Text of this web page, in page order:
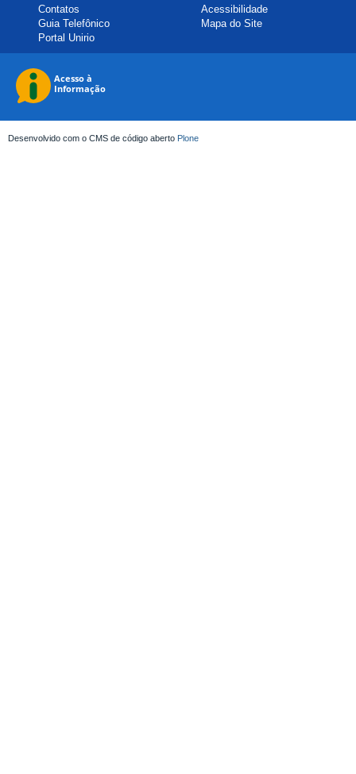
Contatos
Guia Telefônico
Portal Unirio
Acessibilidade
Mapa do Site
Desenvolvido com o CMS de código aberto Plone